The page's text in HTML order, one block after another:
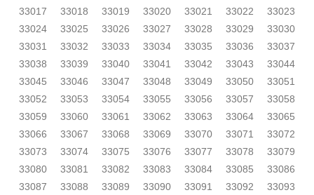
33017
33018 33019 33020 33021 33022
33023
33024
33025 33026 33027 33028 33029
33030
33031
33032 33033 33034 33035 33036
33037
33038
33039 33040 33041 33042 33043
33044
33045
33046 33047 33048 33049 33050
33051
33052
33053 33054 33055 33056 33057
33058
33059
33060 33061 33062 33063 33064
33065
33066
33067 33068 33069 33070 33071
33072
33073
33074 33075 33076 33077 33078
33079
33080
33081 33082 33083 33084 33085
33086
33087
33088 33089 33090 33091 33092 33093